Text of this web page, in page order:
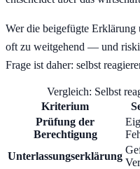
Wer die beigefügte Erklärung
oft zu weitgehend — und
Frage ist daher: selbst
Vergleich: Selbst
Kriterium
Prüfung der
Berechtigung
Unterlassungserklärung